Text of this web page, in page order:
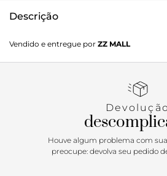
Descrição
estruturado, laterais estendidas e
Traz alça lateral fina e regulável e
Vendido e entregue por ZZ MALL
Houve algum problema com
preocupe: devolva seu pedido